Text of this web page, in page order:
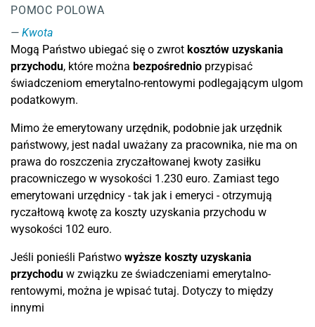
POMOC POLOWA
Kwota
Mogą Państwo ubiegać się o zwrot kosztów uzyskania
przychodu, które można bezpośrednio przypisać
świadczeniom emerytalno-rentowymi podlegającym ulgom
podatkowym.
Mimo że emerytowany urzędnik, podobnie jak urzędnik
państwowy, jest nadal uważany za pracownika, nie ma on
prawa do roszczenia zryczałtowanej kwoty zasiłku
pracowniczego w wysokości 1.230 euro. Zamiast tego
emerytowani urzędnicy - tak jak i emeryci - otrzymują
ryczałtową kwotę za koszty uzyskania przychodu w
wysokości 102 euro.
Jeśli ponieśli Państwo wyższe koszty uzyskania
przychodu w związku ze świadczeniami emerytalno-
rentowymi, można je wpisać tutaj. Dotyczy to między
innymi